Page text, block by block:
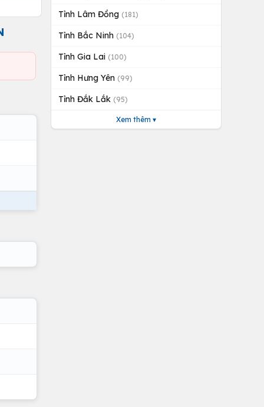
Tỉnh Lâm Đồng (181)
Tỉnh Bắc Ninh (104)
Tỉnh Gia Lai (100)
Tỉnh Hưng Yên (99)
Tỉnh Đắk Lắk (95)
Xem thêm ▾